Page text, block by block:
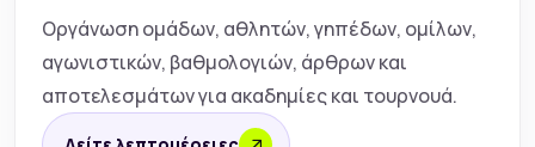
Οργάνωση ομάδων, αθλητών, γηπέδων, ομίλων,
αγωνιστικών, βαθμολογιών, άρθρων και
αποτελεσμάτων για ακαδημίες και τουρνουά.